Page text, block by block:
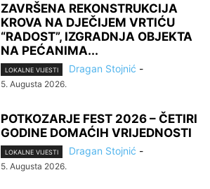
ZAVRŠENA REKONSTRUKCIJA
KROVA NA DJEČIJEM VRTIĆU
“RADOST”, IZGRADNJA OBJEKTA
NA PEĆANIMA...
LOKALNE VIJESTI Dragan Stojnić -
5. Augusta 2026.
POTKOZARJE FEST 2026 – ČETIRI
GODINE DOMAĆIH VRIJEDNOSTI
LOKALNE VIJESTI Dragan Stojnić -
5. Augusta 2026.